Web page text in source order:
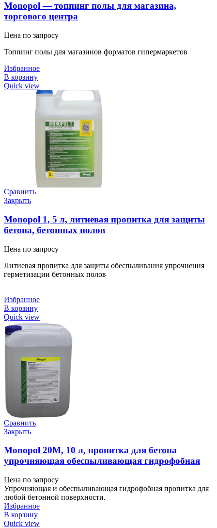
Monopol — топпинг полы для магазина,
торгового центра
Цена по запросу
Топпинг полы для магазинов форматов гипермаркетов
Избранное
В корзину
Quick view
Сравнить
Закрыть
Monopol 1, 5 л, литиевая пропитка для защиты
бетона, бетонных полов
Цена по запросу
Литиевая пропитка для защиты обеспыливания упрочнения
герметизации бетонных полов
Избранное
В корзину
Quick view
Сравнить
Закрыть
Monopol 20М, 10 л, пропитка для бетона
упрочняющая обеспыливающая гидрофобная
Цена по запросу
Упрочняющая и обеспыливающая гидрофобная пропитка для
любой бетонной поверхности.
Избранное
В корзину
Quick view